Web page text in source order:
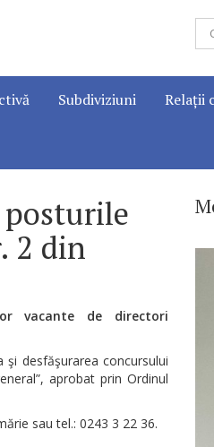
Subdiviziuni Relații
2 din
vacante de directori
desfăşurarea concursului
aprobat prin Ordinul
sau tel.: 0243 3 22 36.